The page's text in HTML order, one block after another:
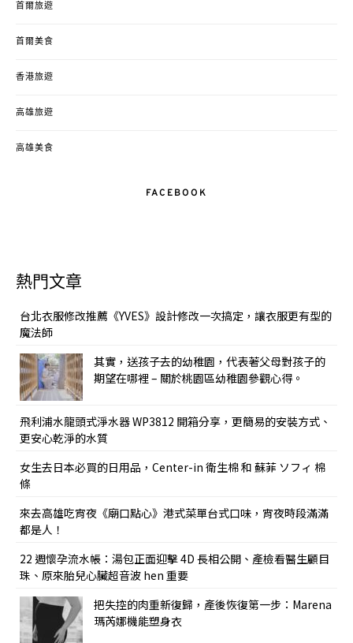
首爾旅遊
首爾美食
香港旅遊
高雄旅遊
高雄美食
FACEBOOK
熱門文章
台北衣服修改推薦《YVES》設計修改一次搞定，讓衣服更有型的
魔法師
其實，送孩子去的幼稚園，代表著父母對孩子的
期望在哪裡 – 關於桃園區幼稚園參觀心得。
飛利浦水龍頭式淨水器 WP3812 開箱分享，更簡易的安裝方式、
更安心乾淨的水質
女生去日本必買的日用品，Center-in 衛生棉 和 蘇菲 ソフィ 棉
條
來去高雄吃宵夜《廟口點心》港式菜單台式口味，宵夜時段滿滿
都是人！
22 週懷孕流水帳：湯包正面迎擊 4D 長相公開、產檢看醫生顧目
珠、原來胎兒心臟超音波 hen 重要
把失控的肉重新復歸，產後恢復第一步：Marena
瑪芮娜機能塑身衣